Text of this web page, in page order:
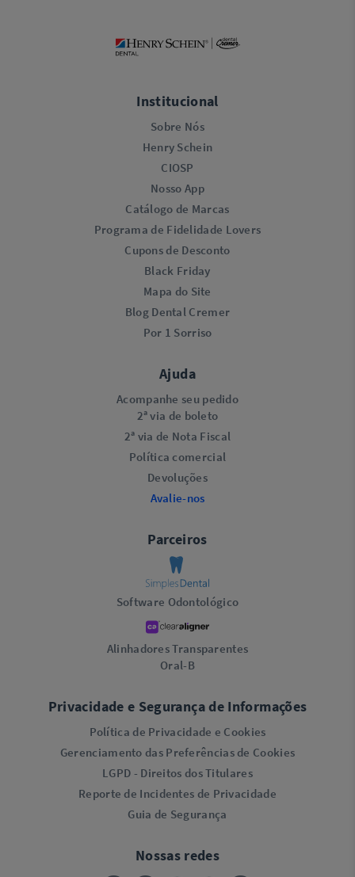
Institucional
Sobre Nós
Henry Schein
CIOSP
Nosso App
Catálogo de Marcas
Programa de Fidelidade Lovers​
Cupons de Desconto
Black Friday
Mapa do Site
Blog Dental Cremer
Por 1 Sorriso
Ajuda
Acompanhe seu pedido
2ª via de boleto
2ª via de Nota Fiscal
Política comercial
Devoluções
Avalie-nos
Parceiros
Software Odontológico
Alinhadores Transparentes
Oral-B
Privacidade e Segurança de Informações
Política de Privacidade e Cookies
Gerenciamento das Preferências de Cookies
LGPD - Direitos dos Titulares
Reporte de Incidentes de Privacidade
Guia de Segurança
Nossas redes